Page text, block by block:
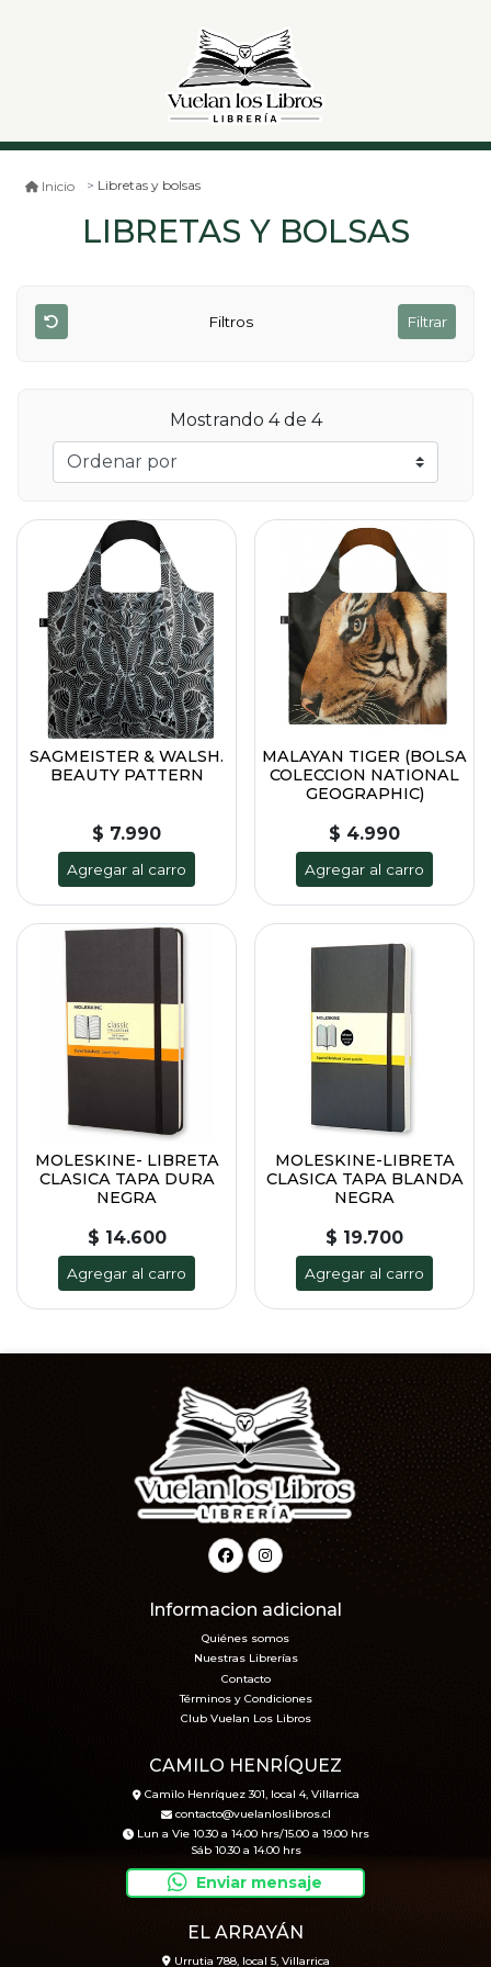
Inicio Libretas y bolsas
LIBRETAS Y BOLSAS
Filtros Filtrar
Mostrando 4 de 4
SAGMEISTER & WALSH.
BEAUTY PATTERN
$ 7.990
Agregar al carro
MALAYAN TIGER (BOLSA
COLECCION NATIONAL
GEOGRAPHIC)
$ 4.990
Agregar al carro
MOLESKINE- LIBRETA
CLASICA TAPA DURA
NEGRA
$ 14.600
Agregar al carro
MOLESKINE-LIBRETA
CLASICA TAPA BLANDA
NEGRA
$ 19.700
Agregar al carro
Informacion adicional
Quiénes somos
Nuestras Librerías
Contacto
Términos y Condiciones
Club Vuelan Los Libros
CAMILO HENRÍQUEZ
Camilo Henríquez 301, local 4, Villarrica
contacto@vuelanloslibros.cl
Lun a Vie 10.30 a 14.00 hrs/15.00 a 19.00 hrs
Sáb 10.30 a 14.00 hrs
Enviar mensaje
EL ARRAYÁN
Urrutia 788, local 5, Villarrica